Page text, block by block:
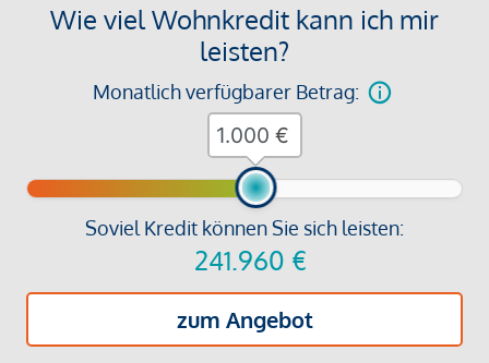
Wie viel Wohnkredit kann ich mir
leisten?
Monatlich verfügbarer Betrag:
Soviel Kredit können Sie sich leisten:
241.960 €
zum Angebot
€